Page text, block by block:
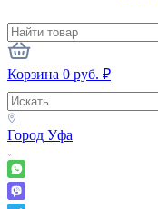
Корзина 0 руб. ₽
Город Уфа